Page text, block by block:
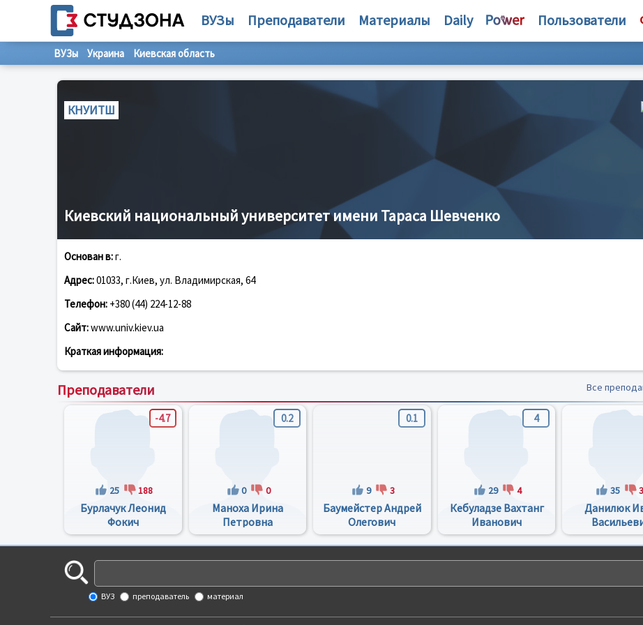
ВУЗы Преподаватели Материалы Daily Пользователи
ВУЗы Украина Киевская область
КНУИТШ
Киевский национальный университет имени Тараса Шевченко
Основан в:г.
Адрес:01033, г.Киев, ул. Владимирская, 64
Телефон: +380 (44) 224-12-88
Сайт:www.univ.kiev.ua
Краткая информация:
Преподаватели Все
-4.7
25 188
Бурлачук Леонид
Фокич
0.2
0 0
Маноха Ирина
Петровна
0.1
9 3
Баумейстер Андрей
Олегович
4
29 4
Кебуладзе Вахтанг
Иванович
35
Данилюк
ВУЗ преподаватель материал